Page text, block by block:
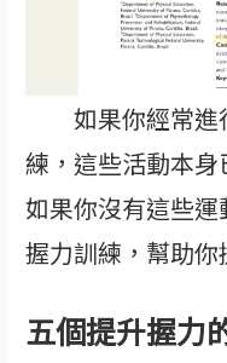
如果你經常進
練，這些活動本
如果你沒有這些
握力訓練，幫助你
五個提升握力